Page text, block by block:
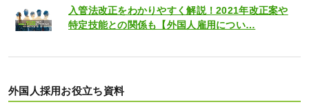
入管法改正をわかりやすく解説！2021年改正案や
特定技能との関係も【外国人雇用につい…
外国人採用お役立ち資料